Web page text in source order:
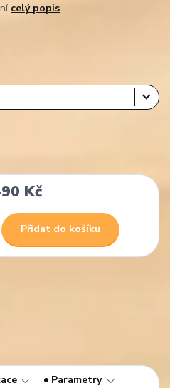
celý popis
Kč
Přidat do košíku
Parametry